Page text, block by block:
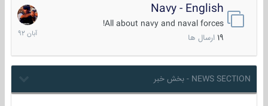
Navy - English
All about navy and naval forces!
ارسال ها
22
آبان
1392
NEWS SECTION - بخش خبر